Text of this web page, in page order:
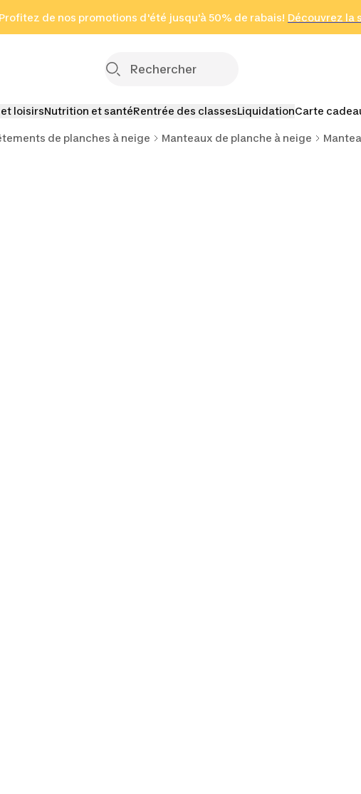
de page
Profitez de nos promotions d'été jusqu'à 50% de rabais! Découvrez la
Cliquez ici
en seulement 2
(Zones sélectionnées)
loisirsNutrition et santéRentrée des classesLiquidationCarte
de planches à neige Manteaux de planche à neige